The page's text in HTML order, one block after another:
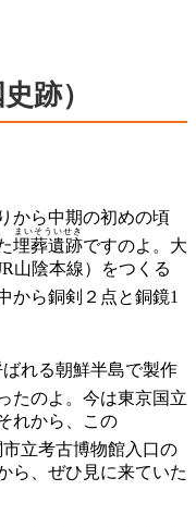
跡）
から中期の初めの頃
埋葬遺跡
まいそういせき
ですのよ。大
山陰本線）をつくる
から銅剣２点と銅鏡1
ばれる朝鮮半島で製作
たのよ。今は東京国立
れから、この
立考古博物館入口の
ら、ぜひ見に来ていた